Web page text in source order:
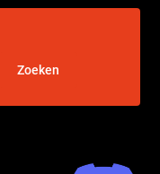
Zoeken